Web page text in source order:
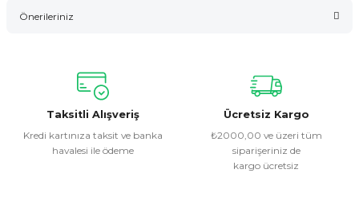
Önerileriniz
konularda yetersiz gördüğünüz noktaları öneri formunu
kullanarak tarafımıza iletebilirsiniz.
Görüş ve önerileriniz için teşekkür ederiz.
Ürün resmi kalitesiz, bozuk veya görüntülenemiyor.
Taksitli Alışveriş
Kredi kartınıza taksit ve banka
havalesi ile ödeme
Ücretsiz Kargo
₺2000,00 ve üzeri tüm
siparişeriniz de
kargo ücretsiz